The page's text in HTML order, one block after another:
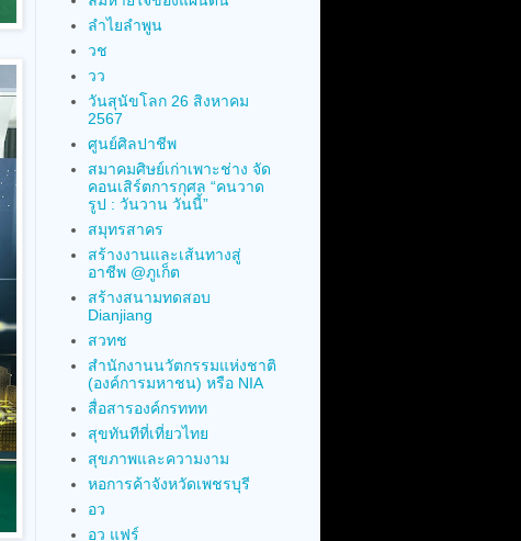
ลำไยลำพูน
วช
วว
วันสุนัขโลก 26 สิงหาคม
2567
ศูนย์ศิลปาชีพ
สมาคมศิษย์เก่าเพาะช่าง จัด
คอนเสิร์ตการกุศล “คนวาด
รูป : วันวาน วันนี้”
สมุทรสาคร
สร้างงานและเส้นทางสู่
อาชีพ @ภูเก็ต
สร้างสนามทดสอบ
Dianjiang
สวทช
สำนักงานนวัตกรรมแห่งชาติ
(องค์การมหาชน) หรือ NIA
สื่อสารองค์กรททท
สุขทันทีที่เที่ยวไทย
สุขภาพและความงาม
หอการค้าจังหวัดเพชรบุรี
อว
อว แฟร์